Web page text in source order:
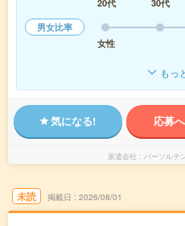
20代
30代
男女比率
女性
もっ
気になる! 応募
派遣会社 パーソルテ
未読 掲載日 2026/08/01